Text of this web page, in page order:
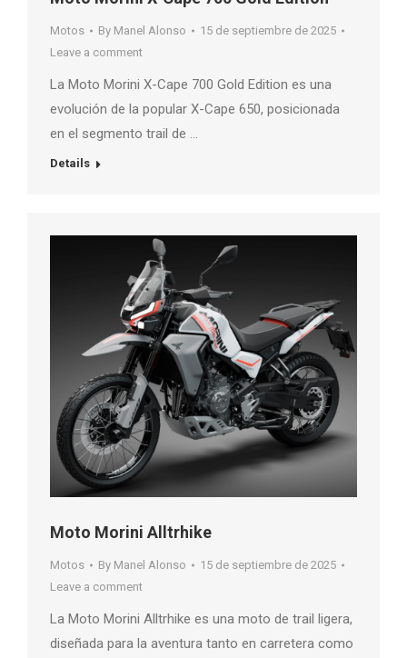
Motos By Manel Alonso
15 de septiembre de 2025
Leave a comment
La Moto Morini X-Cape 700 Gold Edition es una
evolución de la popular X-Cape 650, posicionada
en el segmento trail de …
Details
Moto Morini Alltrhike
Motos By Manel Alonso
15 de septiembre de 2025
Leave a comment
La Moto Morini Alltrhike es una moto de trail ligera,
diseñada para la aventura tanto en carretera como